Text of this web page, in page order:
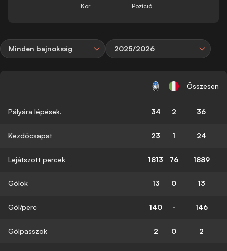
Kor Pozíció
Minden bajnokság 2025/2026
Összesen
Pályára lépések. 34 2 36
Kezdőcsapat 23 1 24
Lejátszott percek 1813 76 1889
Gólok 13 0 13
Gól/perc 140 - 146
Gólpasszok 2 0 2